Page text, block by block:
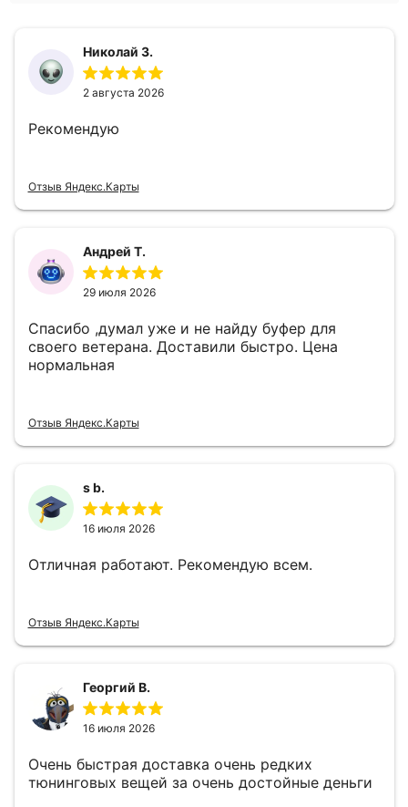
Николай З.
2 августа 2026
Рекомендую
Отзыв Яндекс.Карты
Андрей Т.
29 июля 2026
Спасибо ,думал уже и не найду буфер для
своего ветерана. Доставили быстро. Цена
нормальная
Отзыв Яндекс.Карты
s b.
16 июля 2026
Отличная работают. Рекомендую всем.
Отзыв Яндекс.Карты
Георгий В.
16 июля 2026
Очень быстрая доставка очень редких
тюнинговых вещей за очень достойные деньги